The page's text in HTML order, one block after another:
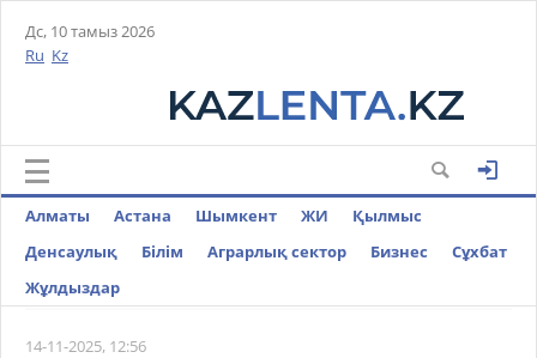
Дс, 10 тамыз 2026
Ru Kz
Алматы Астана Шымкент ЖИ
Қылмыс
Денсаулық
Білім Аграрлық сектор Бизнес
Cұхбат
Жұлдыздар
14-11-2025, 12:56